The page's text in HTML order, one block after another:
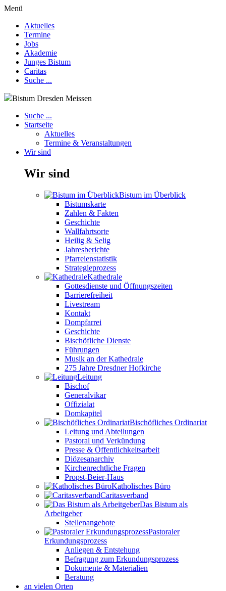
Menü
Aktuelles
Termine
Jobs
Akademie
Junges Bistum
Caritas
Suche ...
Bistum Dresden Meissen
Suche ...
Startseite
Aktuelles
Termine & Veranstaltungen
Wir sind
Wir sind
Bistum im Überblick
Bistumskarte
Zahlen & Fakten
Geschichte
Wallfahrtsorte
Heilig & Selig
Jahresberichte
Pfarreienstatistik
Strategieprozess
Kathedrale
Gottesdienste und Öffnungszeiten
Barrierefreiheit
Livestream
Kontakt
Dompfarrei
Geschichte
Bischöfliche Dienste
Führungen
Musik an der Kathedrale
275 Jahre Dresdner Hofkirche
Leitung
Bischof
Generalvikar
Offizialat
Domkapitel
Bischöfliches Ordinariat
Leitung und Abteilungen
Pastoral und Verkündung
Presse & Öffentlichkeitsarbeit
Diözesanarchiv
Kirchenrechtliche Fragen
Propst-Beier-Haus
Katholisches Büro
Caritasverband
Das Bistum als
Arbeitgeber
Stellenangebote
Pastoraler
Erkundungsprozess
Anliegen & Entstehung
Befragung zum Erkundungsprozess
Dokumente & Materialien
Beratung
an vielen Orten